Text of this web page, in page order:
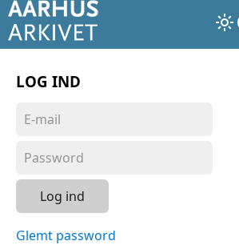
LOG IND
Log ind
Glemt password